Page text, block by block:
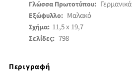
Γλώσσα Πρωτοτύπου: Γερμανικά
Εξώφυλλο: Μαλακό
Σχήμα: 11,5 x 19,7
Σελίδες: 798
Περιγραφή